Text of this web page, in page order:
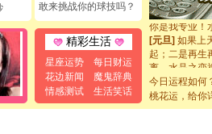
敢来挑战你的球技吗？
精彩生活
星座运势
每日财运
花边新闻
魔鬼辞典
情感测试
生活笑话
断电。爱你是
你是我专业！
[元旦]如果上
起；二是再生
离。水晶之恋
[元旦]当我狠
泣，这痛楚让
卖了。水晶之
今日运程如何
桃花运，给你